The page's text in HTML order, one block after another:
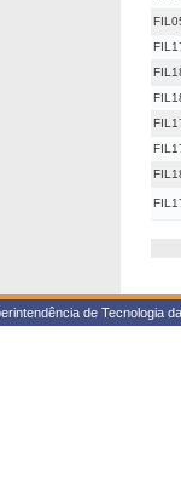
de Tecnologia